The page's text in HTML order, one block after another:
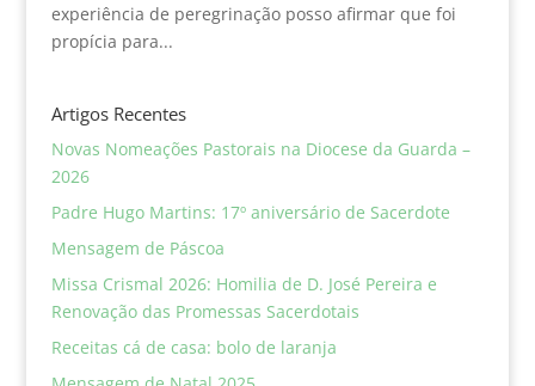
experiência de peregrinação posso afirmar que foi
propícia para...
Artigos Recentes
Novas Nomeações Pastorais na Diocese da Guarda –
2026
Padre Hugo Martins: 17º aniversário de Sacerdote
Mensagem de Páscoa
Missa Crismal 2026: Homilia de D. José Pereira e
Renovação das Promessas Sacerdotais
Receitas cá de casa: bolo de laranja